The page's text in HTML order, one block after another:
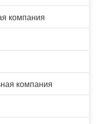
компания
компания